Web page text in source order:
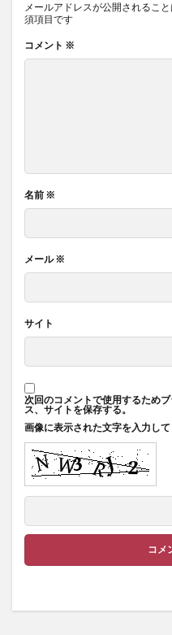
メールアドレスが公開されること
須項目です
コメント ※
名前 ※
メール※
サイト
次回のコメントで使用するため
ス、サイトを保存する。
画像に表示された文字を入力し